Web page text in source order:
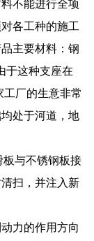
不能进行全项
各工种的施工
主要材料：钢
于这种支座在
厂的生意非常
处于河道，地
板与不锈钢板接
扫，并注入新
力的作用方向